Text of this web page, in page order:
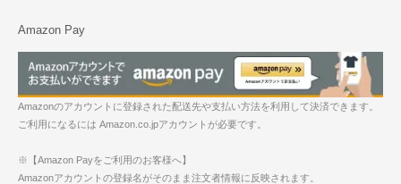
Amazon Pay
Amazonのアカウントに登録された配送先や支払い方法を利用して決済できます。
ご利用になるには Amazon.co.jpアカウントが必要です。
※【Amazon Payをご利用のお客様へ】
Amazonアカウントの登録名がそのまま注文者情報に反映されます。